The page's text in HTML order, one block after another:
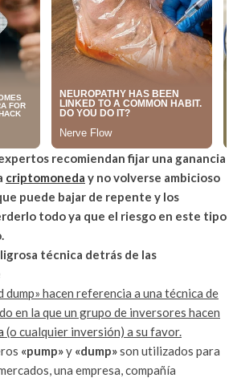
recomiendan fijar una ganancia
criptomoneda y no volverse ambicioso
puede bajar de repente y los
todo ya que el riesgo en este tipo
técnica detrás de las
dump» hacen referencia a una técnica de
en la que un grupo de inversores hacen
(o cualquier inversión) a su favor.
«pump»y «dump»son utilizados para
una empresa, compañía